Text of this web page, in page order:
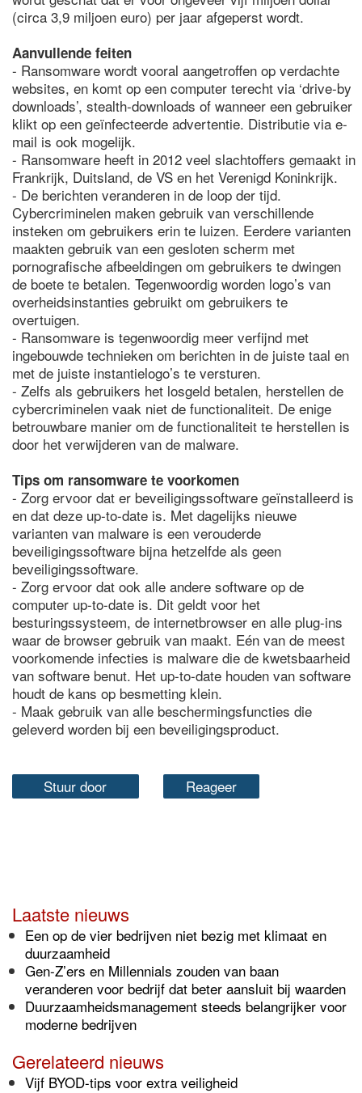
(circa 3,9 miljoen euro) per jaar afgeperst wordt.
Aanvullende feiten
- Ransomware wordt vooral aangetroffen op verdachte
websites, en komt op een computer terecht via ‘drive-by
downloads’, stealth-downloads of wanneer een gebruiker
klikt op een geïnfecteerde advertentie. Distributie via e-
mail is ook mogelijk.
- Ransomware heeft in 2012 veel slachtoffers gemaakt in
Frankrijk, Duitsland, de VS en het Verenigd Koninkrijk.
- De berichten veranderen in de loop der tijd.
Cybercriminelen maken gebruik van verschillende
insteken om gebruikers erin te luizen. Eerdere varianten
maakten gebruik van een gesloten scherm met
pornografische afbeeldingen om gebruikers te dwingen
de boete te betalen. Tegenwoordig worden logo’s van
overheidsinstanties gebruikt om gebruikers te
overtuigen.
- Ransomware is tegenwoordig meer verfijnd met
ingebouwde technieken om berichten in de juiste taal en
met de juiste instantielogo’s te versturen.
- Zelfs als gebruikers het losgeld betalen, herstellen de
cybercriminelen vaak niet de functionaliteit. De enige
betrouwbare manier om de functionaliteit te herstellen is
door het verwijderen van de malware.
Tips om ransomware te voorkomen
- Zorg ervoor dat er beveiligingssoftware geïnstalleerd is
en dat deze up-to-date is. Met dagelijks nieuwe
varianten van malware is een verouderde
beveiligingssoftware bijna hetzelfde als geen
beveiligingssoftware.
- Zorg ervoor dat ook alle andere software op de
computer up-to-date is. Dit geldt voor het
besturingssysteem, de internetbrowser en alle plug-ins
waar de browser gebruik van maakt. Eén van de meest
voorkomende infecties is malware die de kwetsbaarheid
van software benut. Het up-to-date houden van software
houdt de kans op besmetting klein.
- Maak gebruik van alle beschermingsfuncties die
geleverd worden bij een beveiligingsproduct.
Stuur door Reageer
Laatste nieuws
Een op de vier bedrijven niet bezig met klimaat en
duurzaamheid
Gen-Z’ers en Millennials zouden van baan
veranderen voor bedrijf dat beter aansluit bij waarden
Duurzaamheidsmanagement steeds belangrijker voor
moderne bedrijven
Gerelateerd nieuws
Vijf BYOD-tips voor extra veiligheid